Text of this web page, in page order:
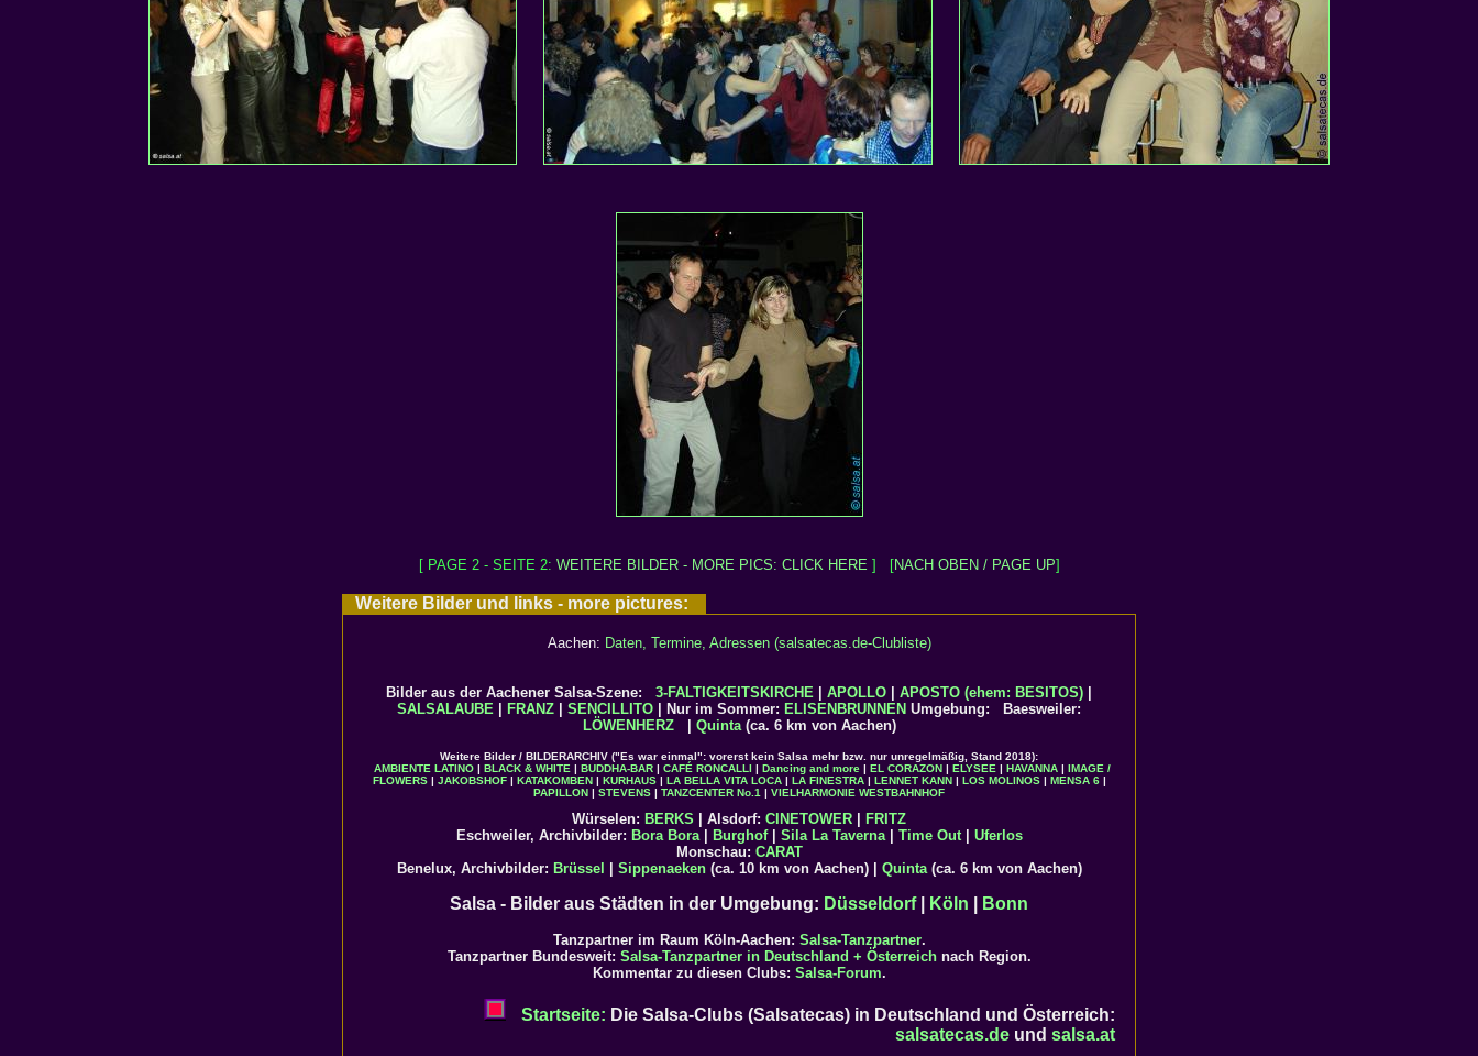
[ PAGE 2 - SEITE 2: WEITERE BILDER - MORE PICS: CLICK HERE] [NACH OBEN / PAGE UP]
Weitere Bilder und links - more pictures:
Aachen: Daten, Termine, Adressen (salsatecas.de-Clubliste)
Bilder aus der Aachener Salsa-Szene: 3-FALTIGKEITSKIRCHE APOLLO APOSTO (ehem: BESITOS)
SALSALAUBE
FRANZ SENCILLITO | Nur im Sommer: ELISENBRUNNEN Umgebung: Baesweiler:
LÖWENHERZ| Quinta(ca. 6 km von Aachen)
Weitere Bilder / BILDERARCHIV ("Es war einmal": vorerst kein Salsa mehr bzw. nur unregelmäßig, Stand 2018):
AMBIENTE LATINO | BLACK & WHITE | BUDDHA-BAR | CAFÉ RONCALLI | Dancing and more | EL CORAZON | ELYSEE | HAVANNA | IMAGE /
FLOWERS| JAKOBSHOF| KATAKOMBEN| KURHAUS| LA BELLA VITA LOCA| LA FINESTRA| LENNET KANN| LOS MOLINOS| MENSA 6|
PAPILLON | STEVENS | TANZCENTER No.1 | VIELHARMONIE WESTBAHNHOF
Würselen: BERKS | Alsdorf: CINETOWER
FRITZ
Eschweiler, Archivbilder: Bora Bora| Burghof| Sila La Taverna| Time Out| Uferlos
Monschau: CARAT
Benelux, Archivbilder: Brüssel Sippenaeken(ca. 10 km von Aachen) | Quinta(ca. 6 km von Aachen)
Salsa - Bilder aus Städten in der Umgebung: Düsseldorf| Köln Bonn
Tanzpartner im Raum Köln-Aachen: Salsa-Tanzpartner.
Tanzpartner Bundesweit: Salsa-Tanzpartner in Deutschland + Österreichnach Region.
Kommentar zu diesen Clubs: Salsa-Forum.
Startseite: Die Salsa-Clubs (Salsatecas) in Deutschland und Österreich:
salsatecas.de und salsa.at